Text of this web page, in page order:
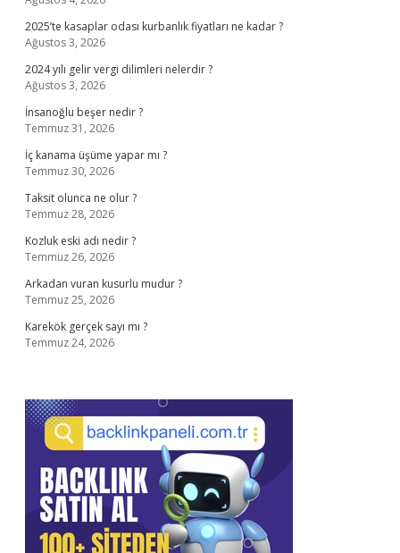
2025’te kasaplar odası kurbanlık fiyatları ne kadar ?
Ağustos 3, 2026
2024 yılı gelir vergi dilimleri nelerdir ?
Ağustos 3, 2026
İnsanoğlu beşer nedir ?
Temmuz 31, 2026
İç kanama üşüme yapar mı ?
Temmuz 30, 2026
Taksit olunca ne olur ?
Temmuz 28, 2026
Kozluk eski adı nedir ?
Temmuz 26, 2026
Arkadan vuran kusurlu mudur ?
Temmuz 25, 2026
Karekök gerçek sayı mı ?
Temmuz 24, 2026